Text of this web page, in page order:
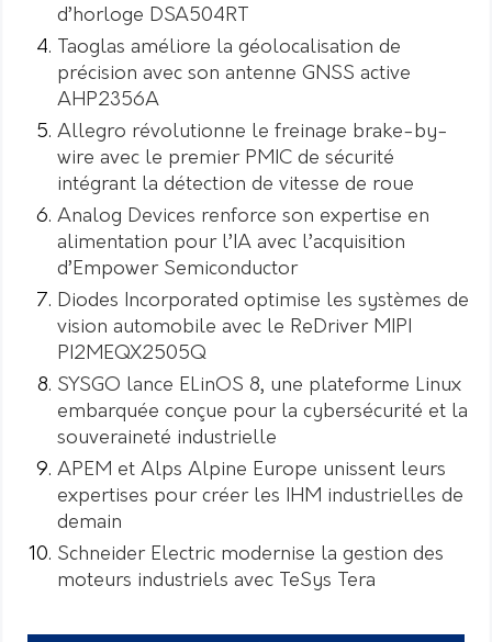
d’horloge DSA504RT
Taoglas améliore la géolocalisation de
précision avec son antenne GNSS active
AHP2356A
Allegro révolutionne le freinage brake-by-
wire avec le premier PMIC de sécurité
intégrant la détection de vitesse de roue
Analog Devices renforce son expertise en
alimentation pour l’IA avec l’acquisition
d’Empower Semiconductor
Diodes Incorporated optimise les systèmes de
vision automobile avec le ReDriver MIPI
PI2MEQX2505Q
SYSGO lance ELinOS 8, une plateforme Linux
embarquée conçue pour la cybersécurité et la
souveraineté industrielle
APEM et Alps Alpine Europe unissent leurs
expertises pour créer les IHM industrielles de
demain
Schneider Electric modernise la gestion des
moteurs industriels avec TeSys Tera